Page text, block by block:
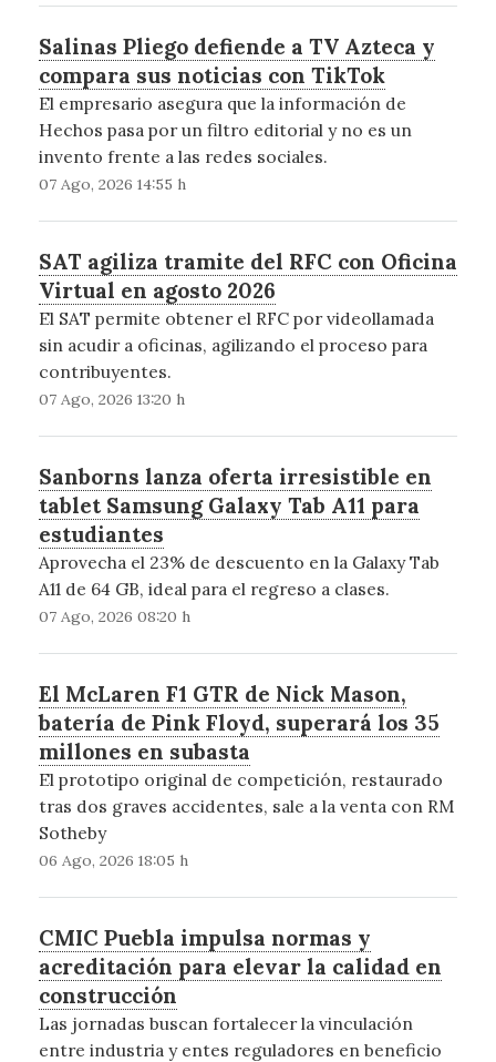
Salinas Pliego defiende a TV Azteca y
compara sus noticias con TikTok
El empresario asegura que la información de
Hechos pasa por un filtro editorial y no es un
invento frente a las redes sociales.
07 Ago, 2026 14:55 h
SAT agiliza tramite del RFC con Oficina
Virtual en agosto 2026
El SAT permite obtener el RFC por videollamada
sin acudir a oficinas, agilizando el proceso para
contribuyentes.
07 Ago, 2026 13:20 h
Sanborns lanza oferta irresistible en
tablet Samsung Galaxy Tab A11 para
estudiantes
Aprovecha el 23% de descuento en la Galaxy Tab
A11 de 64 GB, ideal para el regreso a clases.
07 Ago, 2026 08:20 h
El McLaren F1 GTR de Nick Mason,
batería de Pink Floyd, superará los 35
millones en subasta
El prototipo original de competición, restaurado
tras dos graves accidentes, sale a la venta con RM
Sotheby
06 Ago, 2026 18:05 h
CMIC Puebla impulsa normas y
acreditación para elevar la calidad en
construcción
Las jornadas buscan fortalecer la vinculación
entre industria y entes reguladores en beneficio